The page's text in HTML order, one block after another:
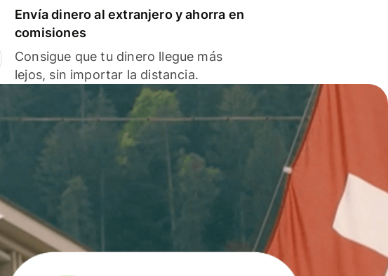
Envía dinero al extranjero y ahorra en
comisiones
Consigue que tu dinero llegue más
lejos, sin importar la distancia.